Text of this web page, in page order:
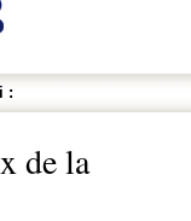
:
de la